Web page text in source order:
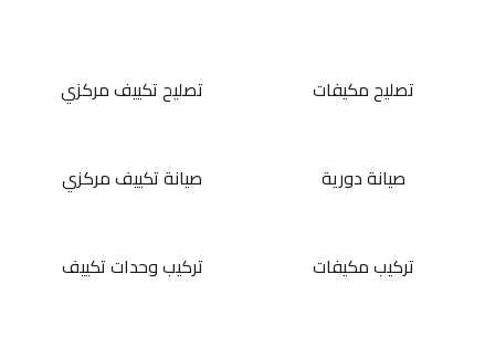
تصليح مكيفات تصليح تكييف مركزي
صيانة دورية صيانة تكييف مركزي
تركيب مكيفات تركيب وحدات تكييف